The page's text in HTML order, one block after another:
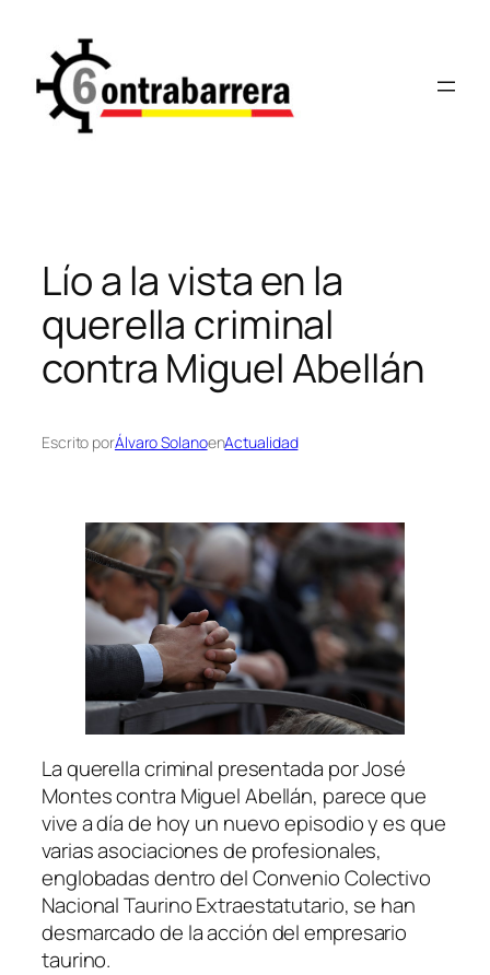
contenido
Lío a la vista en la
querella criminal
contra Miguel Abellán
Escrito porÁlvaro SolanoenActualidad
La querella criminal presentada por José
Montes contra Miguel Abellán, parece que
vive a día de hoy un nuevo episodio y es que
varias asociaciones de profesionales,
englobadas dentro del Convenio Colectivo
Nacional Taurino Extraestatutario, se han
desmarcado de la acción del empresario
taurino.